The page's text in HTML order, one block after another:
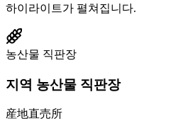
하이라이트가 펼쳐집니다.
농산물 직판장
지역 농산물 직판장
産地直売所